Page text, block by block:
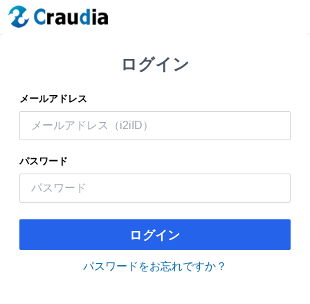
ログイン
メールアドレス
パスワード
ログイン
パスワードをお忘れですか？